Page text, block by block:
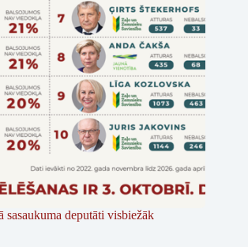
deputāti visbiežāk